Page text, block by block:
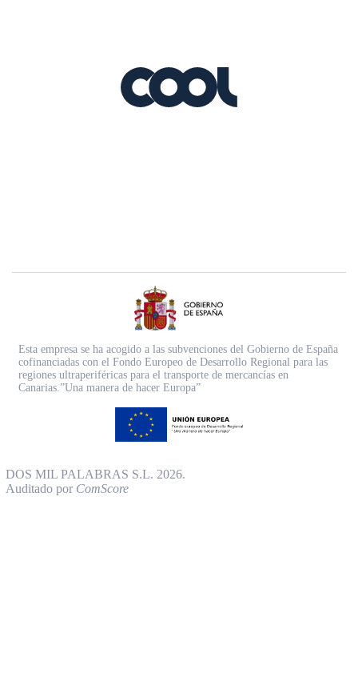
Esta empresa se ha acogido a las subvenciones del Gobierno de España
cofinanciadas con el Fondo Europeo de Desarrollo Regional para las
regiones ultraperiféricas para el transporte de mercancías en
Canarias.”Una manera de hacer Europa”
DOS MIL PALABRAS S.L. 2026.
Auditado por ComScore